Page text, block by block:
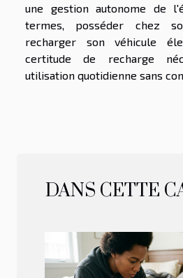
une gestion autonome de
termes, posséder chez
recharger son véhicule
certitude de recharge
utilisation quotidienne sans
DANS CETTE